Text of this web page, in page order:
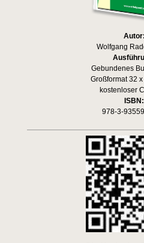
Autor:
Wolfgang
Gebundenes
Großformat 32
kostenloser
ISBN:
978-3-